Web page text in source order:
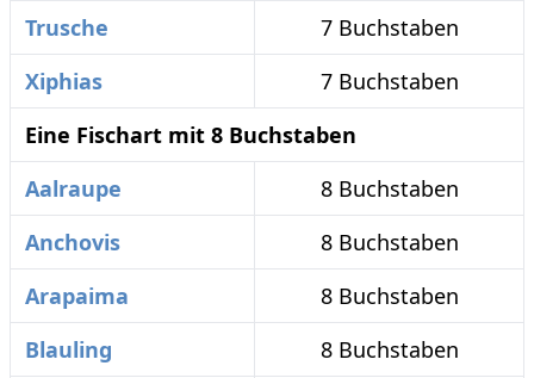
Trusche
7 Buchstaben
Xiphias
7 Buchstaben
Eine Fischart mit 8 Buchstaben
Aalraupe
8 Buchstaben
Anchovis
8 Buchstaben
Arapaima
8 Buchstaben
Blauling
8 Buchstaben